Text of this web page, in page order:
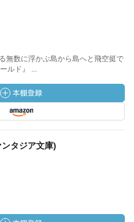
無数に浮かぶ島から島へと飛空挺で
ルド』 ...
タジア文庫)